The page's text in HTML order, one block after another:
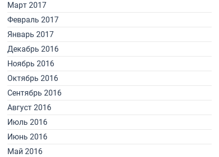
Март 2017
Февраль 2017
Январь 2017
Декабрь 2016
Ноябрь 2016
Октябрь 2016
Сентябрь 2016
Август 2016
Июль 2016
Июнь 2016
Май 2016